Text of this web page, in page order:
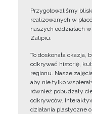
Przygotowaliśmy
realizowanych w
naszych oddziałach
Zalipiu.
To doskonała
odkrywać historię,
regionu. Nasze
aby nie tylko
również pobudzały
odkrywców.
działania plastyczne